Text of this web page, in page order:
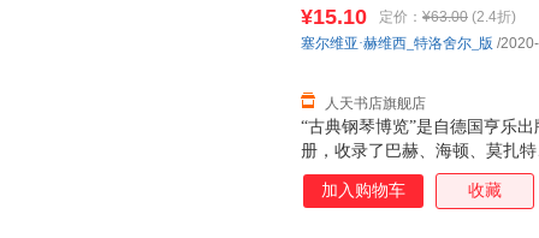
“古典钢琴博览”是自德国亨乐
册，收录了巴赫、海顿、莫扎
典钢琴作品。每一分括由浅入
的演奏提示，是一套兼具实用
¥15.10 定价： ¥63.00 (2.4折)
人天书店旗舰店
塞尔维亚·赫维西_特洛舍尔_版 /
加入购物车 收藏